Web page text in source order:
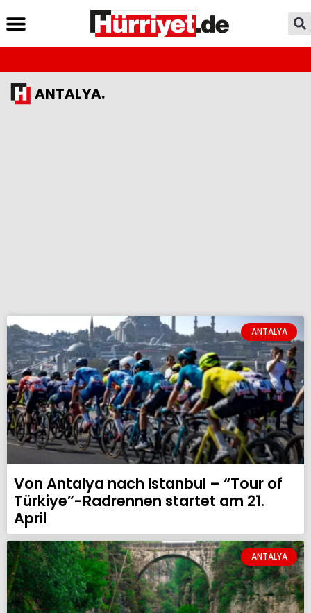
ANTALYA.
ANTALYA
Von Antalya nach Istanbul – “Tour of
Türkiye”-Radrennen startet am 21.
April
ANTALYA